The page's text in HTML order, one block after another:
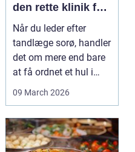
den rette klinik for
dig
Når du leder efter
tandlæge sorø, handler
det om mere end bare
at få ordnet et hul i
tanden. For man...
09 March 2026